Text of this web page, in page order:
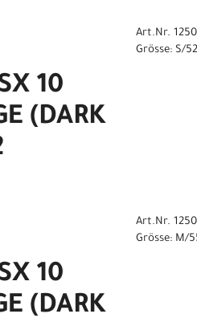
10
(DARK
Art.Nr.
Grösse: S/52
10
(DARK
Art.Nr.
Grösse: M/